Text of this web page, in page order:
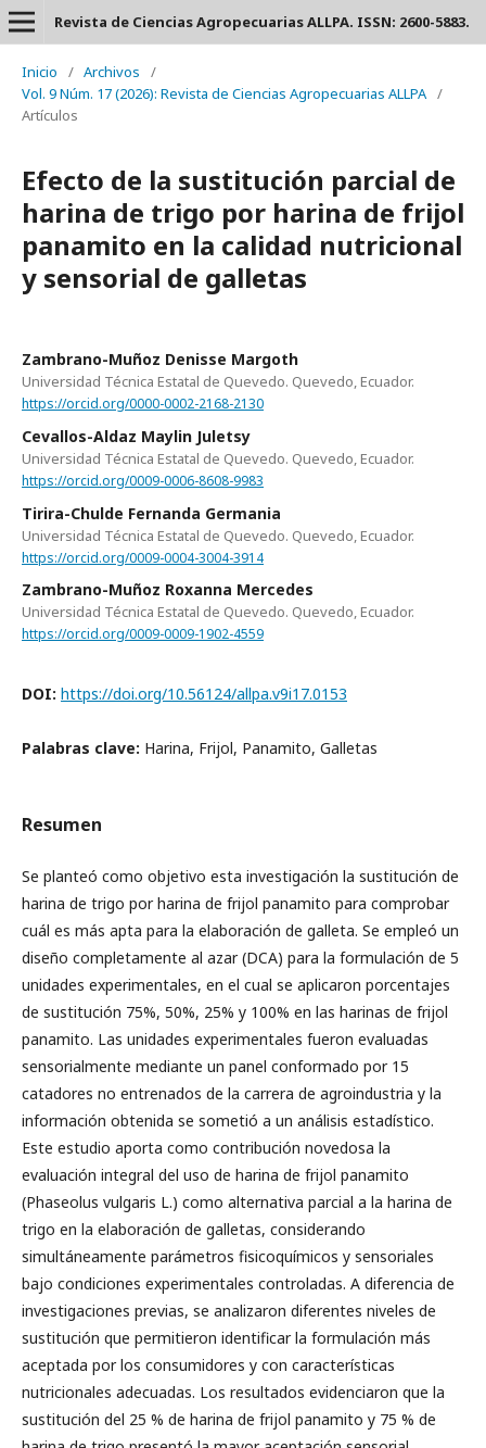
Revista de Ciencias Agropecuarias ALLPA. ISSN: 2600-5883.
Inicio / Archivos
/
Vol. 9 Núm. 17 (2026): Revista de Ciencias Agropecuarias ALLPA /
Artículos
Efecto de la sustitución parcial de
harina de trigo por harina de frijol
panamito en la calidad nutricional
y sensorial de galletas
Zambrano-Muñoz Denisse Margoth
Universidad Técnica Estatal de Quevedo. Quevedo, Ecuador.
https://orcid.org/0000-0002-2168-2130
Cevallos-Aldaz Maylin Juletsy
Universidad Técnica Estatal de Quevedo. Quevedo, Ecuador.
https://orcid.org/0009-0006-8608-9983
Tirira-Chulde Fernanda Germania
Universidad Técnica Estatal de Quevedo. Quevedo, Ecuador.
https://orcid.org/0009-0004-3004-3914
Zambrano-Muñoz Roxanna Mercedes
Universidad Técnica Estatal de Quevedo. Quevedo, Ecuador.
https://orcid.org/0009-0009-1902-4559
DOI: https://doi.org/10.56124/allpa.v9i17.0153
Palabras clave: Harina, Frijol, Panamito, Galletas
Resumen
Se planteó como objetivo esta investigación la sustitución de
harina de trigo por harina de frijol panamito para comprobar
cuál es más apta para la elaboración de galleta. Se empleó un
diseño completamente al azar (DCA) para la formulación de 5
unidades experimentales, en el cual se aplicaron porcentajes
de sustitución 75%, 50%, 25% y 100% en las harinas de frijol
panamito. Las unidades experimentales fueron evaluadas
sensorialmente mediante un panel conformado por 15
catadores no entrenados de la carrera de agroindustria y la
información obtenida se sometió a un análisis estadístico.
Este estudio aporta como contribución novedosa la
evaluación integral del uso de harina de frijol panamito
(Phaseolus vulgaris L.) como alternativa parcial a la harina de
trigo en la elaboración de galletas, considerando
simultáneamente parámetros fisicoquímicos y sensoriales
bajo condiciones experimentales controladas. A diferencia de
investigaciones previas, se analizaron diferentes niveles de
sustitución que permitieron identificar la formulación más
aceptada por los consumidores y con características
nutricionales adecuadas. Los resultados evidenciaron que la
sustitución del 25 % de harina de frijol panamito y 75 % de